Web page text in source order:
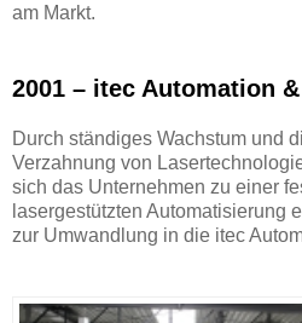
am Markt.
2001 – itec Automation
Durch ständiges Wachstum und
Verzahnung von
sich das Unternehmen zu einer
lasergestützten Automatisierung
zur Umwandlung in die itec